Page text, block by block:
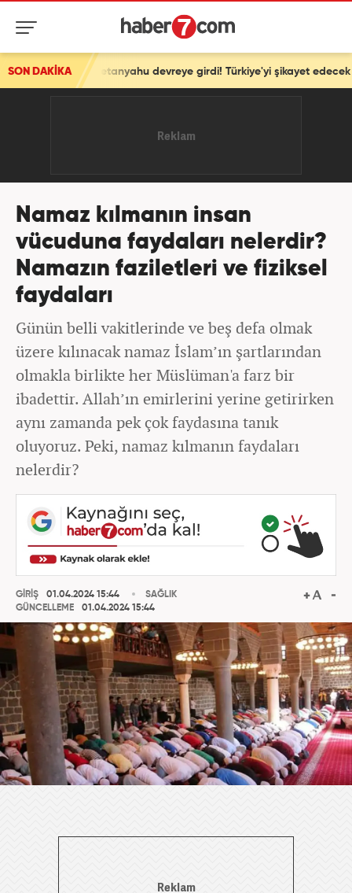
SON DAKİKA
devreye girdi! Türkiye'yi şikayet edecek
Namaz kılmanın insan
vücuduna faydaları nelerdir?
Namazın faziletleri ve fiziksel
faydaları
Günün belli vakitlerinde ve beş defa olmak
üzere kılınacak namaz İslam’ın şartlarından
olmakla birlikte her Müslüman'a farz bir
ibadettir. Allah’ın emirlerini yerine getirirken
aynı zamanda pek çok faydasına tanık
oluyoruz. Peki, namaz kılmanın faydaları
nelerdir?
GİRİŞ
01.04.2024 15:44
GÜNCELLEME
01.04.2024 15:44
SAĞLIK